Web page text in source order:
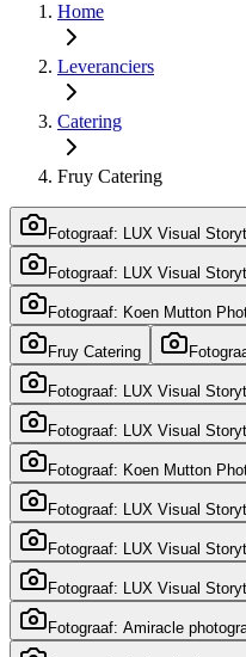
Home
Leveranciers
Catering
Fruy Catering
Fotograaf: LUX Visual
Fotograaf: LUX Visual
Fotograaf: Koen Mutton
Fruy Catering
Fotograaf: LUX Visual
Fotograaf: LUX Visual
Fotograaf: Koen Mutton
Fotograaf: LUX Visual
Fotograaf: LUX Visual
Fotograaf: LUX Visual
Fotograaf: Amiracle